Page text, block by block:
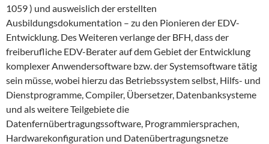
1059 ) und ausweislich der erstellten
Ausbildungsdokumentation – zu den Pionieren der EDV-
Entwicklung. Des Weiteren verlange der BFH, dass der
freiberufliche EDV-Berater auf dem Gebiet der Entwicklung
komplexer Anwendersoftware bzw. der Systemsoftware tätig
sein müsse, wobei hierzu das Betriebssystem selbst, Hilfs- und
Dienstprogramme, Compiler, Übersetzer, Datenbanksysteme
und als weitere Teilgebiete die
Datenfernübertragungssoftware, Programmiersprachen,
Hardwarekonfiguration und Datenübertragungsnetze